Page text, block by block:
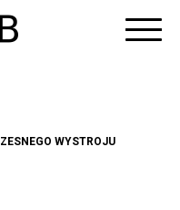
WYSTROJU